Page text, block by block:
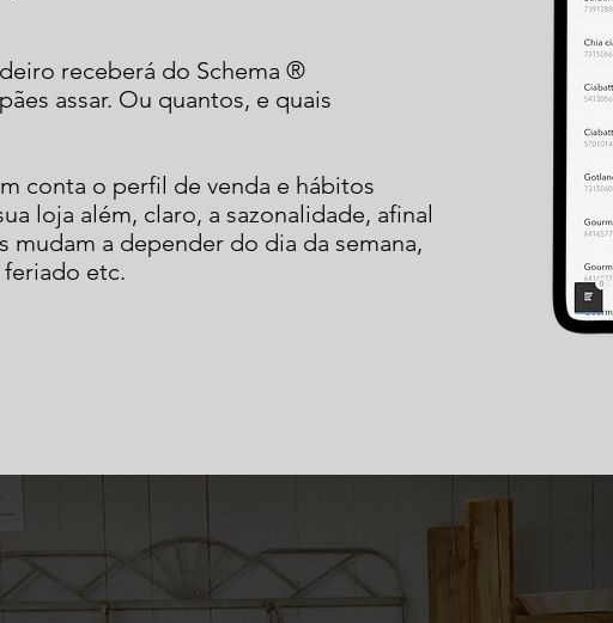
receberá do Schema ®
assar. Ou quantos, e quais
conta o perfil de venda e hábitos
loja além, claro, a sazonalidade, afinal
mudam a depender do dia da semana,
etc.